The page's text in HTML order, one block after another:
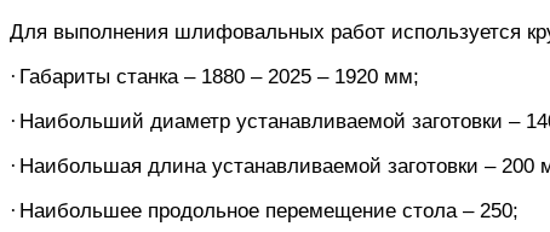
Для выполнения шлифовальных работ используется
· Габариты станка – 1880 – 2025 – 1920 мм;
· Наибольший диаметр устанавливаемой заготовки –
· Наибольшая длина устанавливаемой заготовки – 200
· Наибольшее продольное перемещение стола – 250;